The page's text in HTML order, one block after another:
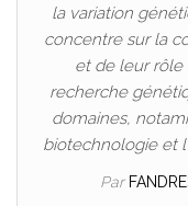
la variation
concentre sur la
et de leur rôle
recherche
domaines,
biotechnologie et
Par